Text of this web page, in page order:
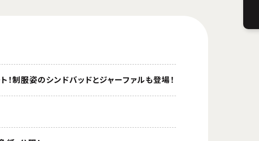
制服姿のシンドバッドとジャーファルも登場！